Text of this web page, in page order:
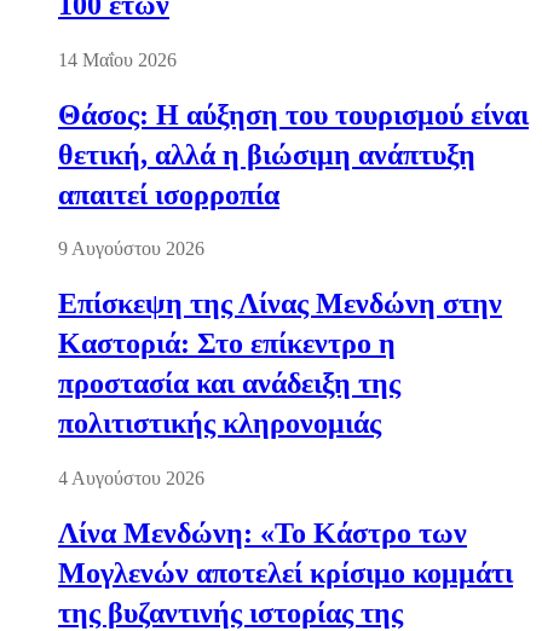
14 Μαΐου 2026
Θάσος: Η αύξηση του τουρισμού είναι
θετική, αλλά η βιώσιμη ανάπτυξη
απαιτεί ισορροπία
9 Αυγούστου 2026
Επίσκεψη της Λίνας Μενδώνη στην
Καστοριά: Στο επίκεντρο η
προστασία και ανάδειξη της
πολιτιστικής κληρονομιάς
4 Αυγούστου 2026
Λίνα Μενδώνη: «Το Κάστρο των
Μογλενών αποτελεί κρίσιμο κομμάτι
της βυζαντινής ιστορίας της